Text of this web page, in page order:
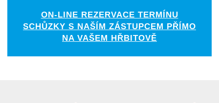
ON-LINE REZERVACE TERMÍNU
SCHŮZKY S NAŠÍM ZÁSTUPCEM PŘÍMO
NA VAŠEM HŘBITOVĚ